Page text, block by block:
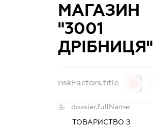
МАГАЗИН
"3001
ДРІБНИЦЯ"
riskFactors.title
dossier.fullName:
ТОВАРИСТВО З